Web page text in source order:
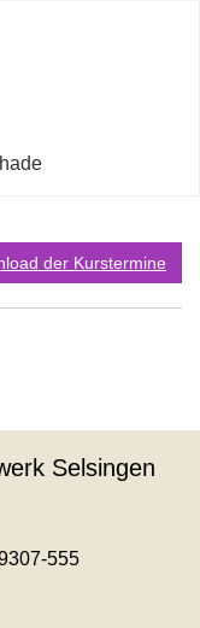
der Kurstermine
Selsingen
555